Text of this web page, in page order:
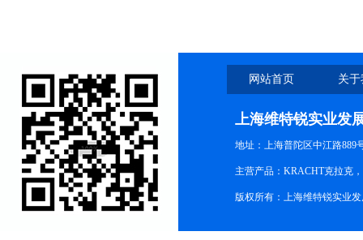
网站首页 关
上海维特锐实业发
地址：上海普陀区中江路889
主营产品：KRACHT克拉克
版权所有：上海维特锐实业